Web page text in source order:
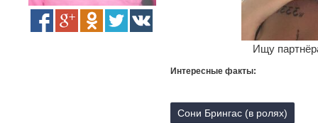
Ищу
Интересные факты:
Сони Брингас (в ролях)